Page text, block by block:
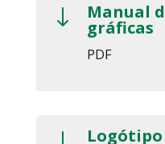
" Manual
gráficas
PDF
Logótipo